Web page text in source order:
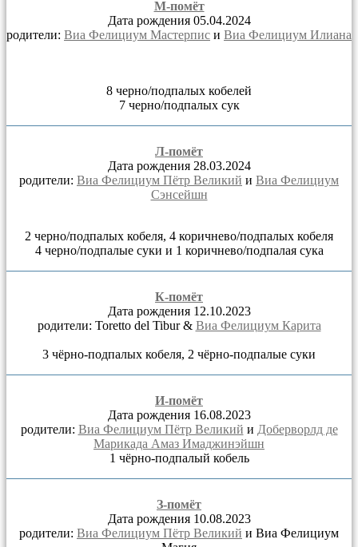
М-помёт
Дата рождения 05.04.2024
родители: Виа Фелициум Мастерпис и Виа Фелициум Илиана
8 черно/подпалых кобелей
7 черно/подпалых сук
Л-помёт
Дата рождения 28.03.2024
родители: Виа Фелициум Пётр Великий и Виа Фелициум
Сэнсейшн
2 черно/подпалых кобеля, 4 коричнево/подпалых кобеля
4 черно/подпалые суки и 1 коричнево/подпалая сука
К-помёт
Дата рождения 12.10.2023
родители: Toretto del Tibur & Виа Фелициум Карита
3 чёрно-подпалых кобеля, 2 чёрно-подпалые суки
И-помёт
Дата рождения 16.08.2023
родители: Виа Фелициум Пётр Великий и Доберворлд де
Марикада Амаз Имаджинэйшн
1 чёрно-подпалый кобель
З-помёт
Дата рождения 10.08.2023
родители: Виа Фелициум Пётр Великий и Виа Фелициум